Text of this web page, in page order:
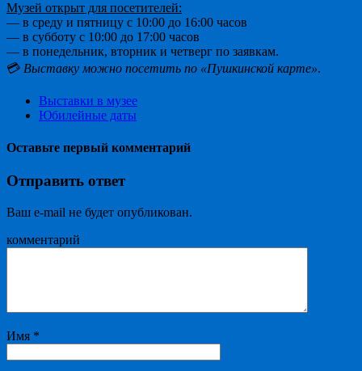
Музей открыт для посетителей:
— в среду и пятницу с 10:00 до 16:00 часов
— в субботу с 10:00 до 17:00 часов
— в понедельник, вторник и четверг по заявкам.
💳 Выставку можно посетить по «Пушкинской карте».
Выставки в музее
Юбилейные даты
Оставьте первый комментарий
Отправить ответ
Ваш e-mail не будет опубликован.
комментарий
Имя *